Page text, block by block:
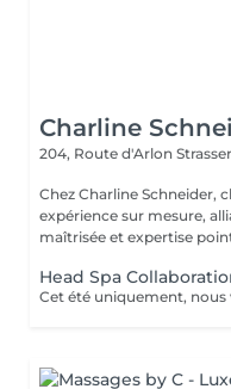
Charline
204, Route d'Arlon
Chez Charline Schneider,
expérience sur mesure,
maîtrisée et expertise
Head Spa